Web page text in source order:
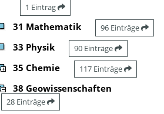
1 Eintrag
31 Mathematik 96 Einträge
33 Physik 90 Einträge
35 Chemie 117 Einträge
38 Geowissenschaften
28 Einträge